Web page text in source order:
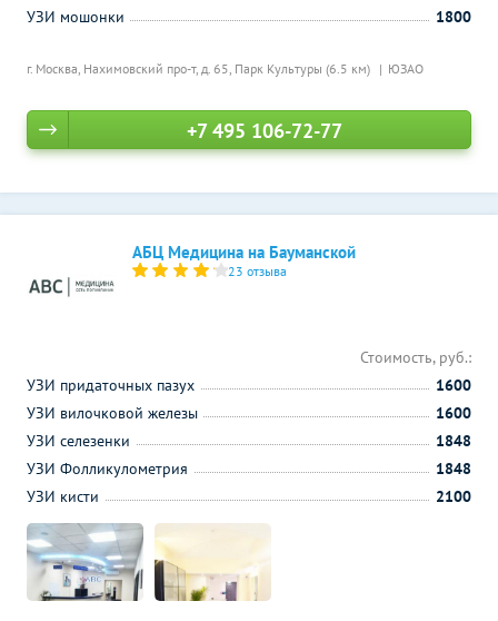
г. Москва, Нахимовский про-т, д. 65, Парк Культуры (6.5 км) ЮЗАО
УЗИ мошонки
1800
+7 495 106-72-77
АБЦ Медицина на Бауманской
23 отзыва
Стоимость, руб.:
УЗИ придаточных пазух
1600
УЗИ вилочковой железы
1600
УЗИ селезенки
1848
УЗИ Фолликулометрия
1848
УЗИ кисти
2100